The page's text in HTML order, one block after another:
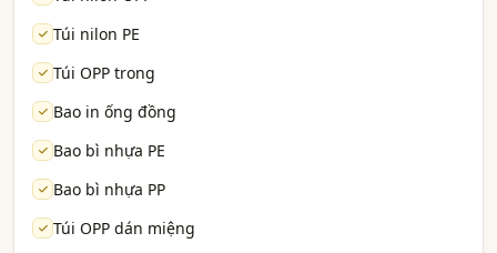
Túi nilon PE
Túi OPP trong
Bao in ống đồng
Bao bì nhựa PE
Bao bì nhựa PP
Túi OPP dán miệng